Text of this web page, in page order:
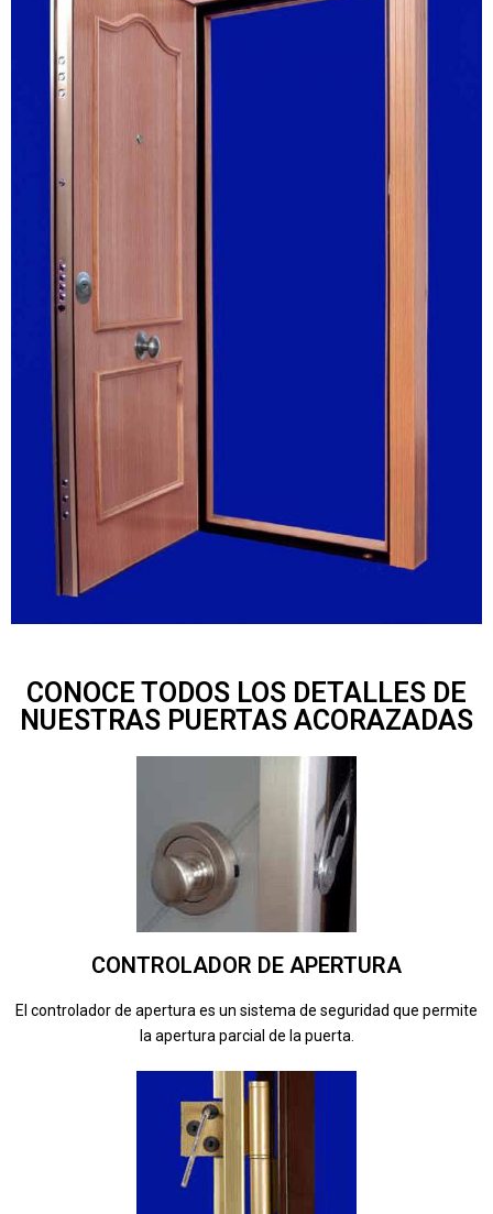
CONOCE TODOS LOS DETALLES DE
NUESTRAS PUERTAS ACORAZADAS
CONTROLADOR DE APERTURA
El controlador de apertura es un sistema de seguridad que permite
la apertura parcial de la puerta.